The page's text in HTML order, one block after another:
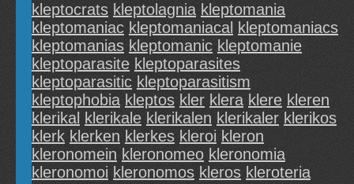
kleptocrats kleptolagnia kleptomania
kleptomaniac kleptomaniacal kleptomaniacs
kleptomanias kleptomanic kleptomanie
kleptoparasite kleptoparasites
kleptoparasitic kleptoparasitism
kleptophobia kleptos kler klera klere kleren
klerikal klerikale klerikalen klerikaler klerikos
klerk klerken klerkes kleroi kleron
kleronomein kleronomeo kleronomia
kleronomoi kleronomos kleros kleroteria